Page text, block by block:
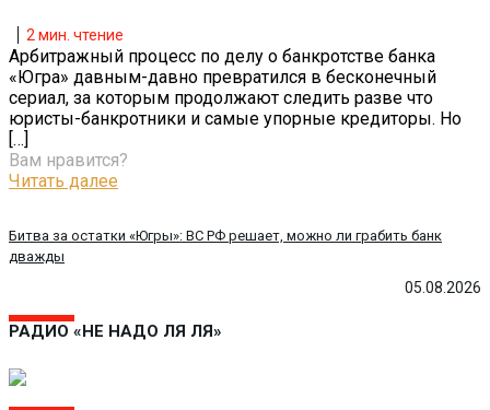
05.08.2026
Битва за остатки «Югры»: ВС РФ решает, можно ли грабить банк
дважды
2мин. чтение
Арбитражный процесс по делу о банкротстве банка
«Югра» давным-давно превратился в бесконечный
сериал, за которым продолжают следить разве что
юристы-банкротники и самые упорные кредиторы. Но
[…]
Вам нравится?
Читать далее
РАДИО «НЕ НАДО ЛЯ ЛЯ»